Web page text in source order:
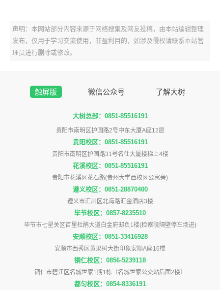
声明：本网站部分内容来源于网络搜集及网友投稿，由本站编辑整理
发布，仅用于学习交流使用，非盈利目的，如涉及侵权请联系本站管
理员进行删除或修改。
触屏版 微信公众号 了解大树
大树总部：0851-85516191
贵阳市南明区护国路2号中东大厦A座12层
贵阳校区：0851-85516191
贵阳市南明区护国路31号名仕大厦楼梯上4楼
花溪校区：0851-85516191
贵阳市花溪区花石路(贵州大学西校区公寓旁)
遵义校区：0851-28870400
遵义市汇川区北海路汇金酒店3楼
毕节校区：0857-8235510
毕节市七星关区百里杜鹃大道白金府邸负1楼(检察院隔壁停车场进)
安顺校区：0851-33416928
安顺市西秀区黄果树大街印象安顺A座16楼
铜仁校区：0856-5239118
铜仁市碧江区名城世家1期1栋（名城世家公交站后面2楼）
都匀校区：0854-8336191